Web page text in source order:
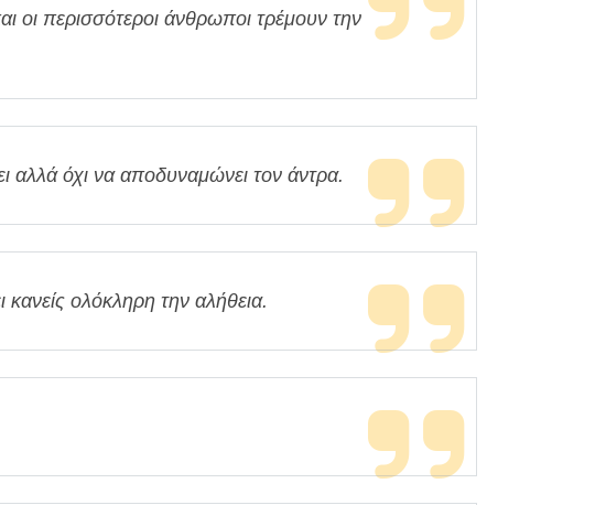
οι περισσότεροι άνθρωποι τρέμουν την
αλλά όχι να αποδυναμώνει τον άντρα.
ολόκληρη την αλήθεια.